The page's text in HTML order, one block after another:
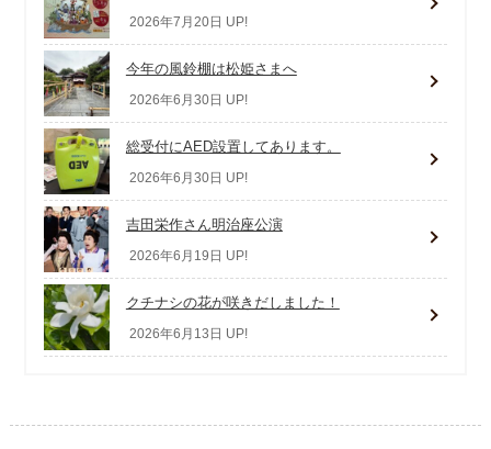
2026年7月20日 UP!
今年の風鈴棚は松姫さまへ
2026年6月30日 UP!
総受付にAED設置してあります。
2026年6月30日 UP!
吉田栄作さん明治座公演
2026年6月19日 UP!
クチナシの花が咲きだしました！
2026年6月13日 UP!